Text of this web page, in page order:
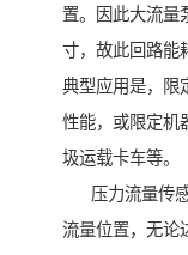
置。因此大流量
寸，故此回路能
典型应用是，限
性能，或限定机
圾运载卡车等。
压力流量传感
流量位置，无论